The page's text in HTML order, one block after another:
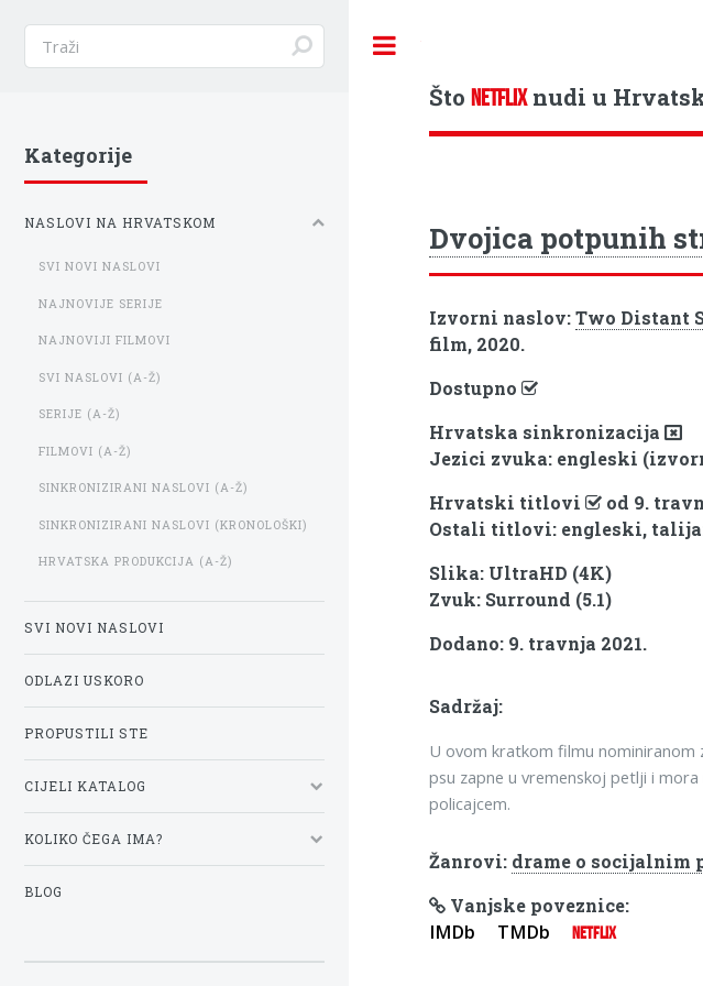
ŠtoNETFLIXnudi u
Dvojica potpunih
Izvorni naslov:Two Distant
film, 2020.
Dostupno
Hrvatska sinkronizacija
Jezici zvuka: engleski
Hrvatski titlovi
od 9.
Ostali titlovi: engleski,
Slika: UltraHD (4K)
Zvuk: Surround (5.1)
Dodano: 9. travnja 2021.
Sadržaj:
U ovom kratkom filmu nominiranom
psu zapne u vremenskoj petlji i
policajcem.
Žanrovi: drame o socijalnim
Vanjske poveznice:
IMDb TMDb NETFLIX
Kategorije
NASLOVI NA HRVATSKOM
SVI NOVI NASLOVI
NAJNOVIJE SERIJE
NAJNOVIJI FILMOVI
SVI NASLOVI (A-Ž)
SERIJE (A-Ž)
FILMOVI (A-Ž)
SINKRONIZIRANI NASLOVI (A-Ž)
SINKRONIZIRANI NASLOVI (KRONOLOŠKI)
HRVATSKA PRODUKCIJA (A-Ž)
SVI NOVI NASLOVI
ODLAZI USKORO
PROPUSTILI STE
CIJELI KATALOG
KOLIKO ČEGA IMA?
BLOG
Toggle